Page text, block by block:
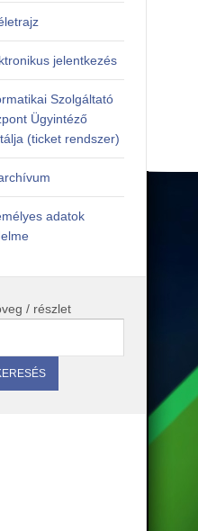
jelentkezés
Szolgáltató
Ügyintéző
(ticket rendszer)
adatok
/ részlet